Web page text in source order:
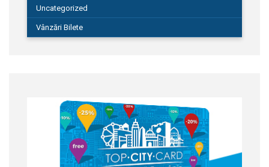
Uncategorized
Vânzări Bilete